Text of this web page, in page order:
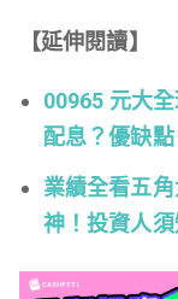
【延伸閱讀】
00965 元大
配息？優缺點
業績全看五
神！投資人